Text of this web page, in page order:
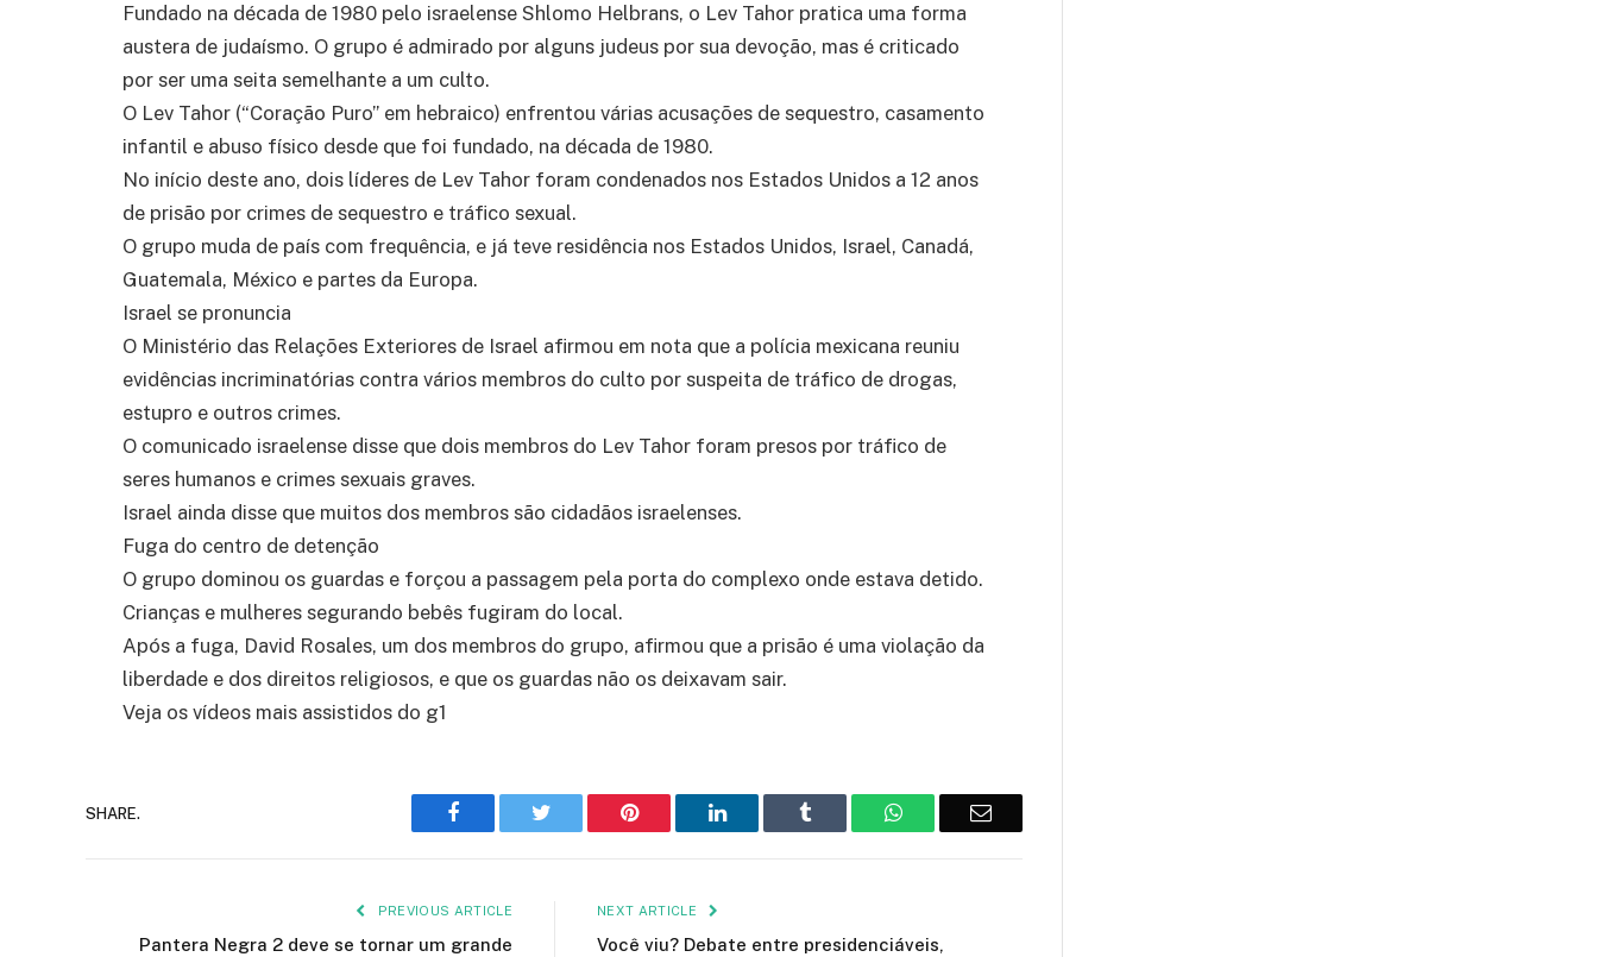
Fundado na década de 1980 pelo israelense Shlomo Helbrans, o Lev Tahor pratica uma forma
austera de judaísmo. O grupo é admirado por alguns judeus por sua devoção, mas é criticado
por ser uma seita semelhante a um culto.
O Lev Tahor (“Coração Puro” em hebraico) enfrentou várias acusações de sequestro, casamento
infantil e abuso físico desde que foi fundado, na década de 1980.
No início deste ano, dois líderes de Lev Tahor foram condenados nos Estados Unidos a 12 anos
de prisão por crimes de sequestro e tráfico sexual.
O grupo muda de país com frequência, e já teve residência nos Estados Unidos, Israel, Canadá,
Guatemala, México e partes da Europa.
Israel se pronuncia
O Ministério das Relações Exteriores de Israel afirmou em nota que a polícia mexicana reuniu
evidências incriminatórias contra vários membros do culto por suspeita de tráfico de drogas,
estupro e outros crimes.
O comunicado israelense disse que dois membros do Lev Tahor foram presos por tráfico de
seres humanos e crimes sexuais graves.
Israel ainda disse que muitos dos membros são cidadãos israelenses.
Fuga do centro de detenção
O grupo dominou os guardas e forçou a passagem pela porta do complexo onde estava detido.
Crianças e mulheres segurando bebês fugiram do local.
Após a fuga, David Rosales, um dos membros do grupo, afirmou que a prisão é uma violação da
liberdade e dos direitos religiosos, e que os guardas não os deixavam sair.
Veja os vídeos mais assistidos do g1
SHARE. Facebook Twitter Pinterest LinkedIn Tumblr WhatsAppEmail
PREVIOUS ARTICLE
Pantera Negra 2 deve se tornar um grande
NEXT ARTICLE
Você viu? Debate entre presidenciáveis,